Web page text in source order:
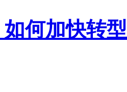
何加快转